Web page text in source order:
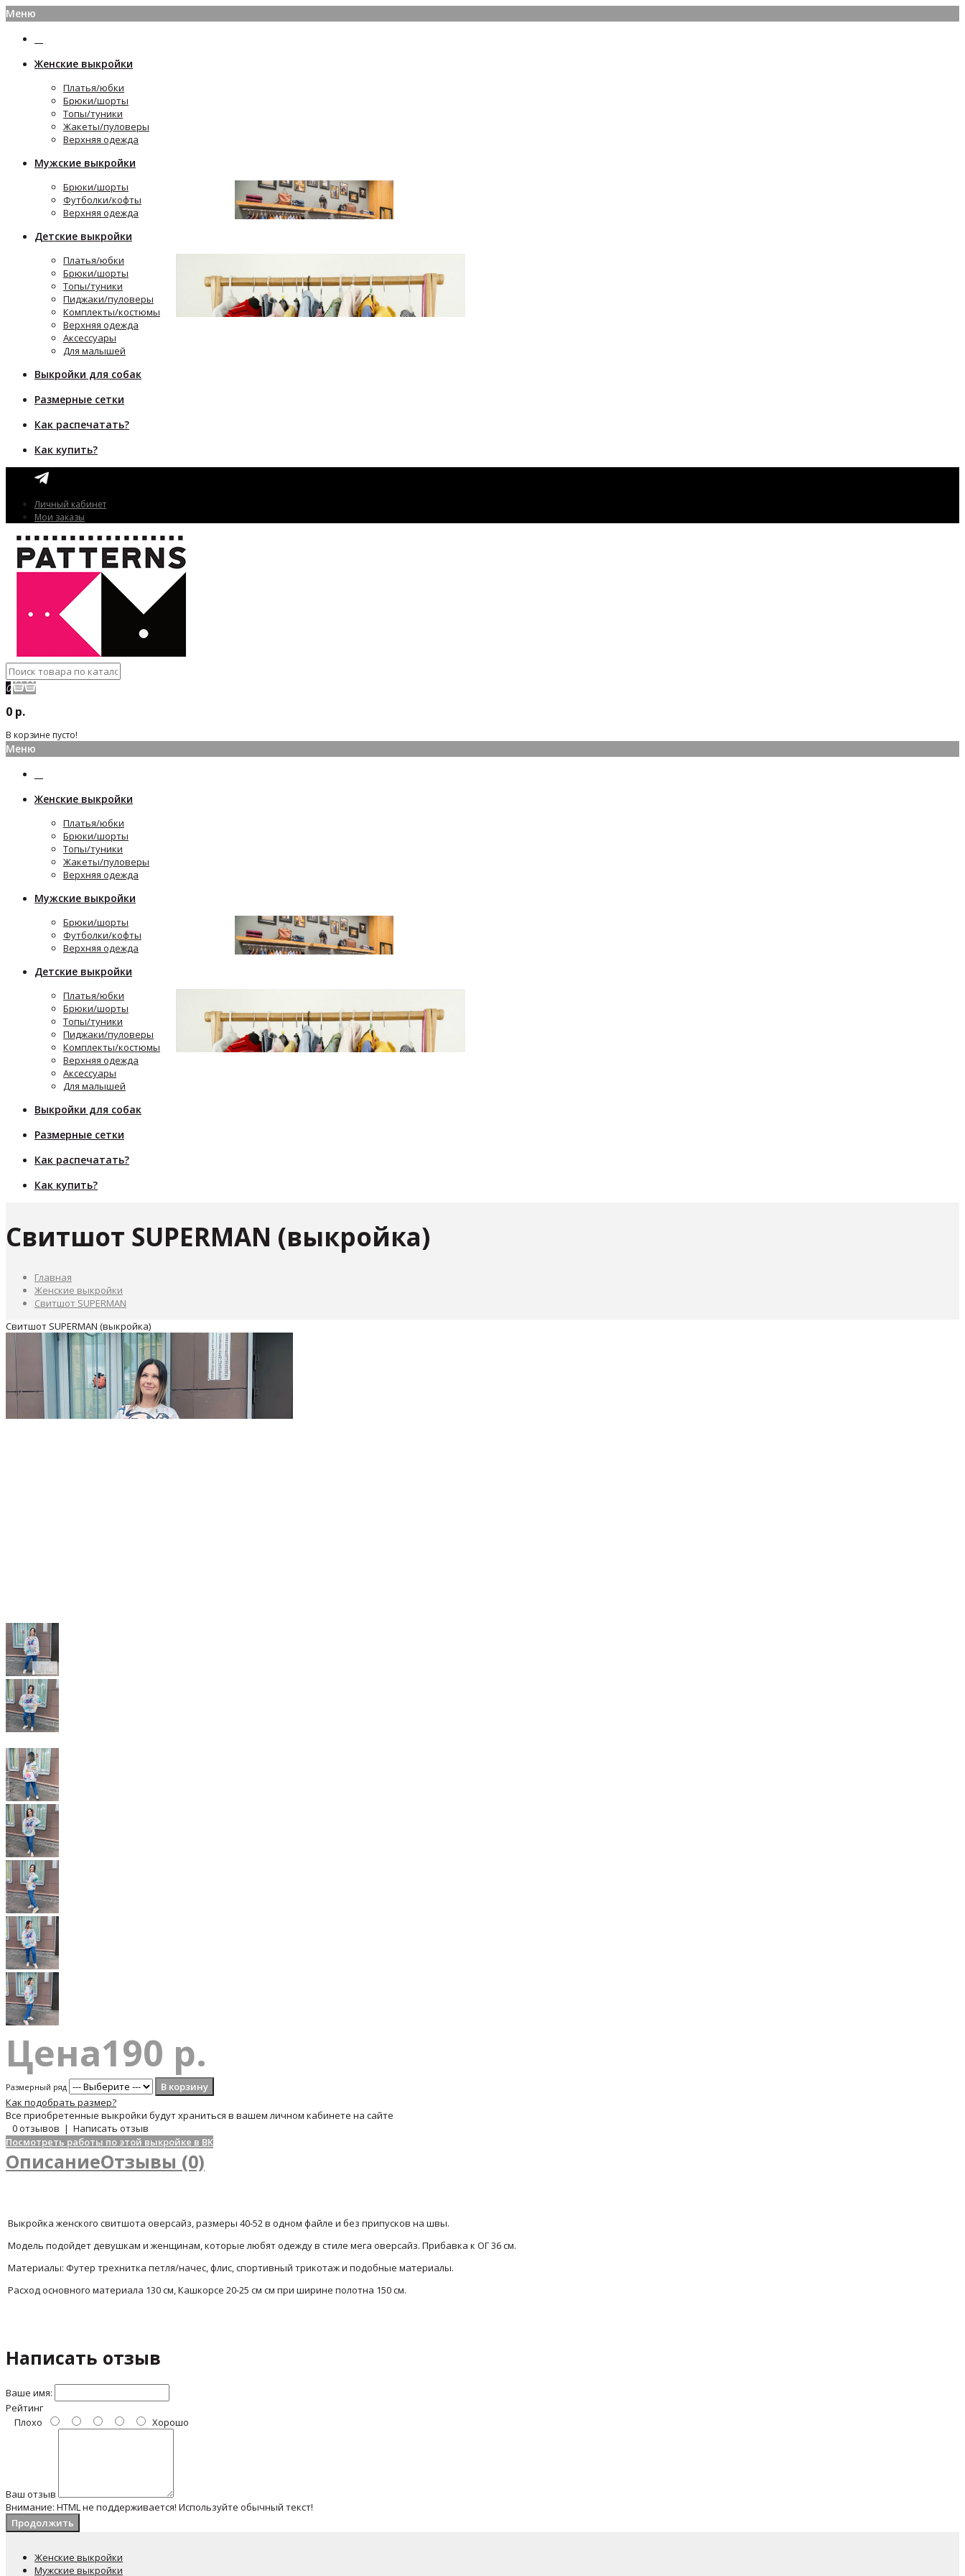
Меню
Женские выкройки
Платья/юбки
Брюки/шорты
Топы/туники
Жакеты/пуловеры
Верхняя одежда
Мужские выкройки
Брюки/шорты
Футболки/кофты
Верхняя одежда
Детские выкройки
Платья/юбки
Брюки/шорты
Топы/туники
Пиджаки/пуловеры
Комплекты/костюмы
Верхняя одежда
Аксессуары
Для малышей
Выкройки для собак
Размерные сетки
Как распечатать?
Как купить?
Личный кабинет
Мои заказы
0
0 р.
В корзине пусто!
Меню
Женские выкройки
Платья/юбки
Брюки/шорты
Топы/туники
Жакеты/пуловеры
Верхняя одежда
Мужские выкройки
Брюки/шорты
Футболки/кофты
Верхняя одежда
Детские выкройки
Платья/юбки
Брюки/шорты
Топы/туники
Пиджаки/пуловеры
Комплекты/костюмы
Верхняя одежда
Аксессуары
Для малышей
Выкройки для собак
Размерные сетки
Как распечатать?
Как купить?
Свитшот SUPERMAN (выкройка)
Главная
Женские выкройки
Свитшот SUPERMAN
Свитшот SUPERMAN (выкройка)
Цена190 р.
Размерный ряд
Как подобрать размер?
Все приобретенные выкройки будут храниться в вашем личном кабинете на сайте
0 отзывов | Написать отзыв
Посмотреть работы по этой выкройке в ВК
ОписаниеОтзывы (0)
Выкройка женского свитшота оверсайз, размеры 40-52 в одном файле и без припусков на швы.
Модель подойдет девушкам и женщинам, которые любят одежду в стиле мега оверсайз. Прибавка к ОГ 36 см.
Материалы: Футер трехнитка петля/начес, флис, спортивный трикотаж и подобные материалы.
Расход основного материала 130 см,Кашкорсе 20-25 см см при ширине полотна 150 см.
Написать отзыв
Ваше имя:
Рейтинг
Плохо
Хорошо
Ваш отзыв
Внимание: HTML не поддерживается! Используйте обычный текст!
Продолжить
Женские выкройки
Мужские выкройки